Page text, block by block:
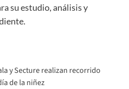
su estudio, análisis y
y Secture realizan recorrido
de la niñez